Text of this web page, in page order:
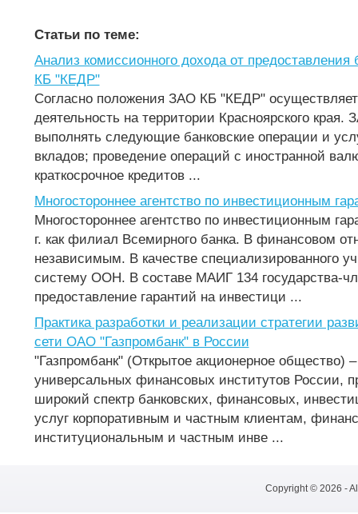
Статьи по теме:
Анализ комиссионного дохода от предоставления
КБ "КЕДР"
Согласно положения ЗАО КБ "КЕДР"
деятельность на территории Красноярского
выполнять следующие банковские операции и
вкладов; проведение операций с иностранной
краткосрочное кредитов ...
Многостороннее агентство по инвестиционным
Многостороннее агентство по инвестиционным
г. как филиал Всемирного банка. В финансовом
независимым. В качестве специализированного
систему ООН. В составе МАИГ 134 государства-
предоставление гарантий на инвестици ...
Практика разработки и реализации стратегии
сети ОАО "Газпромбанк" в России
"Газпромбанк" (Открытое акционерное общество)
универсальных финансовых институтов России,
широкий спектр банковских, финансовых,
услуг корпоративным и частным клиентам,
институциональным и частным инве ...
Copyright © 2026 -